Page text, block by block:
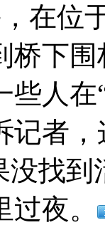
将其击毙
位于
桥下
些人
记者
没找
夜。